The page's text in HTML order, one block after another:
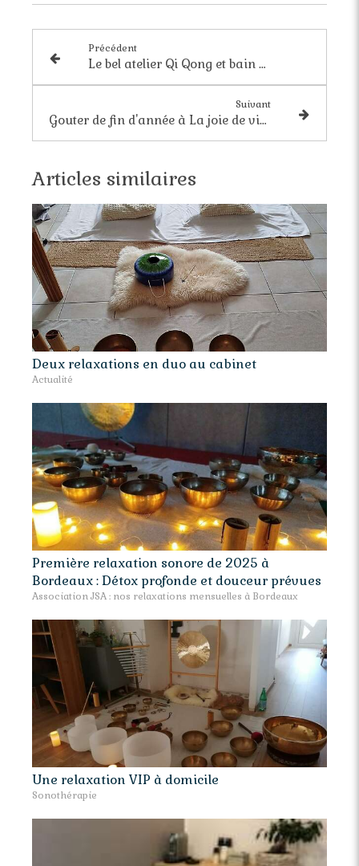
Précédent
Le bel atelier Qi Qong et bain sonore dans la magnifique chapelle de la Villa Pia
Suivant
Gouter de fin d'année à La joie de vivre
Articles similaires
Deux relaxations en duo au cabinet
Actualité
Première relaxation sonore de 2025 à
Bordeaux : Détox profonde et douceur prévues
Association JSA : nos relaxations mensuelles à Bordeaux
Une relaxation VIP à domicile
Sonothérapie